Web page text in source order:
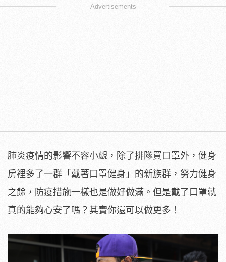
Advertisements
肺炎疫情的影響不容小覷，除了排隊買口罩外，健身
房裡多了一群「戴著口罩健身」的新族群，努力健身
之餘，防疫措施一樣也是做好做滿。但是戴了口罩就
真的能夠心安了嗎？其實你還可以做更多！